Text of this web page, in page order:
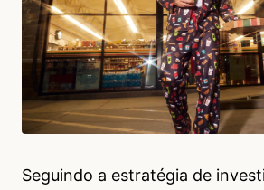
Seguindo a estratégia de